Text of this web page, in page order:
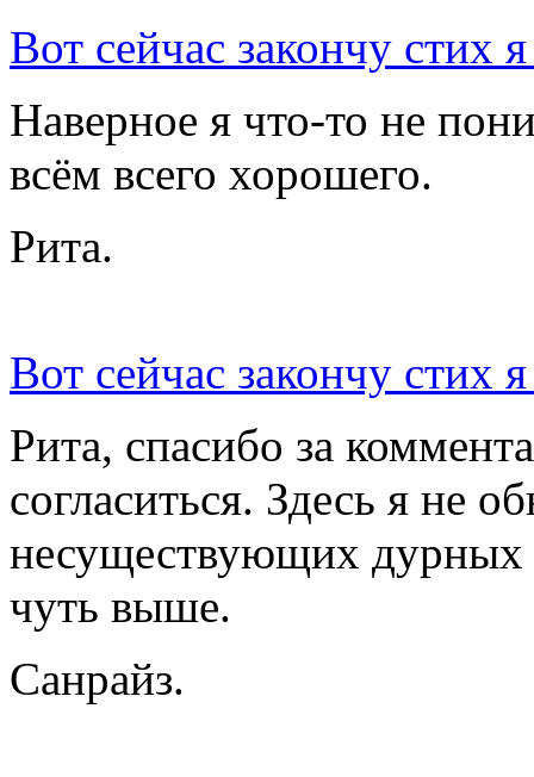
Вот сейчас закончу стих
Наверное я что-то не
всём всего хорошего.
Рита.
Вот сейчас закончу стих
Рита, спасибо за
согласиться. Здесь я не
несуществующих дурных
чуть выше.
Санрайз.